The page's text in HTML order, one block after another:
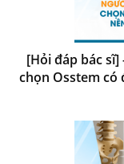
[Hỏi đáp bác
chọn Osstem có